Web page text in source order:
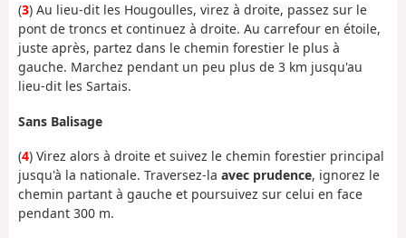
(3) Au lieu-dit les Hougoulles, virez à droite, passez sur le
pont de troncs et continuez à droite. Au carrefour en étoile,
juste après, partez dans le chemin forestier le plus à
gauche. Marchez pendant un peu plus de 3 km jusqu'au
lieu-dit les Sartais.
Sans Balisage
(4) Virez alors à droite et suivez le chemin forestier principal
jusqu'à la nationale. Traversez-la avec prudence, ignorez le
chemin partant à gauche et poursuivez sur celui en face
pendant 300 m.